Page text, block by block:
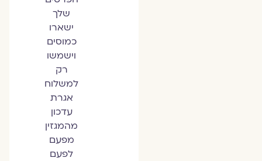
שלך
ישארו
כמוסים
וישמשו
רק
למשלוח
אגרת
עדכון
מהמגזין
מפעם
לפעם